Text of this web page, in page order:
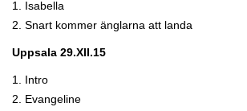
1. Isabella
2. Snart kommer änglarna att landa
Uppsala 29.XII.15
1. Intro
2. Evangeline